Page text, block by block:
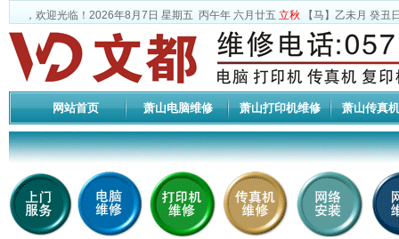
，欢迎光临！ 2026年8月7日 星期五 丙午年 六月廿五 立秋 【马】乙未月 癸丑
网站首页 萧山电脑维修 萧山打印机维修 萧山传真